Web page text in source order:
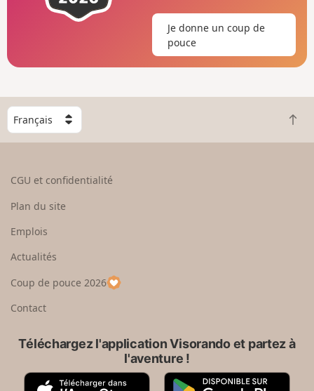
Je donne un coup de
pouce
C
h
o
e
u
p
a
R
e
CGU et confidentialité
Plan du site
Emplois
Actualités
Coup de pouce 2026
Contact
Téléchargez l'application Visorando et partez à
l'aventure !
A
G